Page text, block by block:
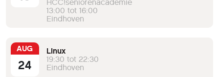
HCC!seniorenacademie
13:00 tot 16:00
Eindhoven
AUG
24
Linux
19:30 tot 22:30
Eindhoven